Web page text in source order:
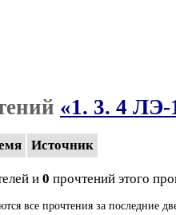
«1. 3. 4
Источник
и 0 прочтений этого
все прочтения за последние